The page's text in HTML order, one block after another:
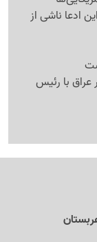
ادعا ناشی از
عراق با رئیس